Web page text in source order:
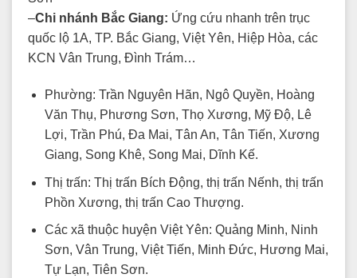
–Chi nhánh Bắc Giang: Ứng cứu nhanh trên trục
quốc lộ 1A, TP. Bắc Giang, Việt Yên, Hiệp Hòa, các
KCN Vân Trung, Đình Trám…
Phường: Trần Nguyên Hãn, Ngô Quyền, Hoàng
Văn Thụ, Phương Sơn, Thọ Xương, Mỹ Độ, Lê
Lợi, Trần Phú, Đa Mai, Tân An, Tân Tiến, Xương
Giang, Song Khê, Song Mai, Dĩnh Kế.
Thị trấn: Thị trấn Bích Động, thị trấn Nếnh, thị trấn
Phồn Xương, thị trấn Cao Thượng.
Các xã thuộc huyện Việt Yên: Quảng Minh, Ninh
Sơn, Vân Trung, Việt Tiến, Minh Đức, Hương Mai,
Tự Lạn, Tiên Sơn.